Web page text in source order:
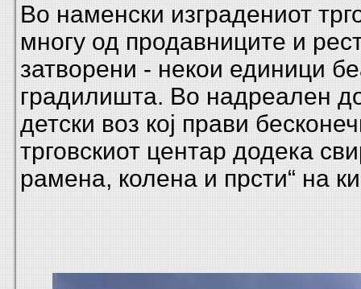
Во наменски изградениот
многу од продавниците и
затворени - некои единици
градилишта. Во надреален
детски воз кој прави
трговскиот центар додека
рамена, колена и прсти“ на